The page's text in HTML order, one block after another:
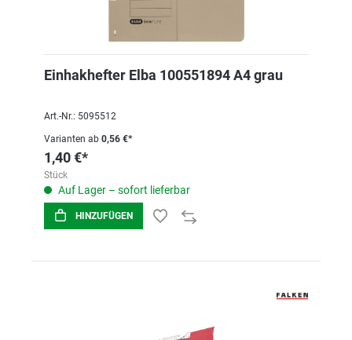
Einhakhefter Elba 100551894 A4 grau
Art.-Nr.: 5095512
Varianten ab 0,56 €*
1,40 €*
Stück
Auf Lager – sofort lieferbar
HINZUFÜGEN